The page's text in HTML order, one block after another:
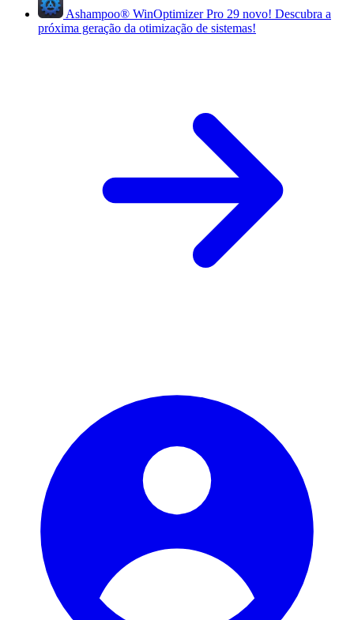
Ashampoo® WinOptimizer Pro 29 novo! Descubra a
próxima geração da otimização de sistemas!